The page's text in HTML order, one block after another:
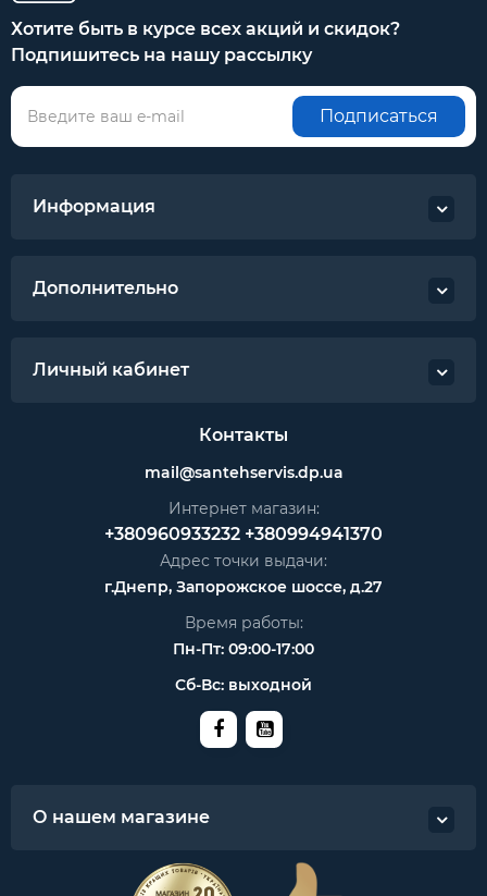
Хотите быть в курсе всех акций и скидок?
Подпишитесь на нашу рассылку
Подписаться
Информация
Дополнительно
Личный кабинет
Контакты
mail@santehservis.dp.ua
Интернет магазин:
+380960933232 +380994941370
Адрес точки выдачи:
г.Днепр, Запорожское шоссе, д.27
Время работы:
Пн-Пт: 09:00-17:00
Сб-Вс: выходной
О нашем магазине